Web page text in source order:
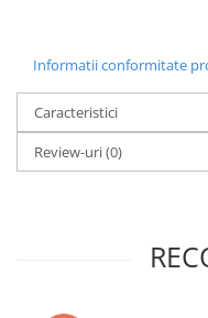
Informatii conformitate
Caracteristici
Review-uri(0)